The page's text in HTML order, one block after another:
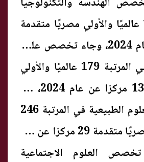
في المرتبة 136 عالميًا والأولي مصريًا متقدمة
13 مركزا عن عام 2024، وجاء تخصص علوم
الحياة والطب في المرتبة 179 عالميًا والأولي
مصريًا متقدمة 13 مركزا عن عام 2024، كما
جاء تخصص العلوم الطبيعية في المرتبة 246
عالميًا والأولي مصريًا متقدمة 29 مركزا عن عام
تخصص العلوم الاجتماعية